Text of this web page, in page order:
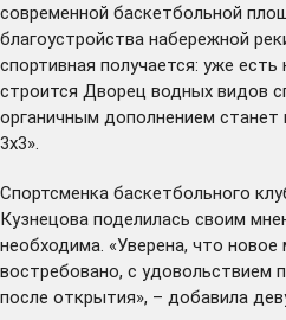
современной баскетбольной
благоустройства набережной
спортивная получается: уже
строится Дворец водных видов
органичным дополнением
3х3».
Спортсменка баскетбольного
Кузнецова поделилась своим
необходима. «Уверена, что
востребовано, с удовольствием
после открытия», – добавила